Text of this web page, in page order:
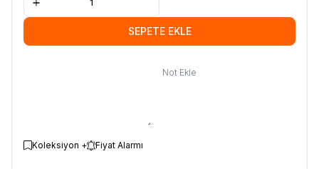
SEPETE EKLE
Not Ekle
Koleksiyon + Fiyat Alarmı